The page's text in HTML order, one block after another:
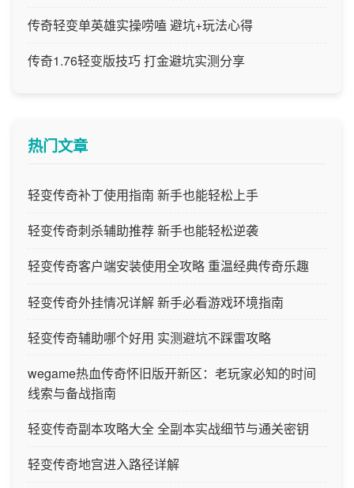
传奇轻变单英雄实操唠嗑 避坑+玩法心得
传奇1.76轻变版技巧 打金避坑实测分享
热门文章
轻变传奇补丁使用指南 新手也能轻松上手
轻变传奇刺杀辅助推荐 新手也能轻松逆袭
轻变传奇客户端安装使用全攻略 重温经典传奇乐趣
轻变传奇外挂情况详解 新手必看游戏环境指南
轻变传奇辅助哪个好用 实测避坑不踩雷攻略
wegame热血传奇怀旧版开新区：老玩家必知的时间
线索与备战指南
轻变传奇副本攻略大全 全副本实战细节与通关密钥
轻变传奇地宫进入路径详解